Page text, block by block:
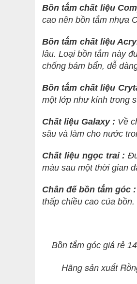
Bồn tắm chất liệu
cao nên bồn tắm nhựa
Bồn tắm chất liệu
lâu. Loại bồn tắm này
chống bám bẩn, dễ
Bồn tắm chất liệu
một lớp như kính trong
Chất liệu Galaxy : Về
sâu và làm cho nước
Chất liệu ngọc trai :
màu sau một thời gian
Chân đế bồn tắm góc :
thấp chiều cao của
Bồn tắm góc giá rẻ
Hãng sản xuất